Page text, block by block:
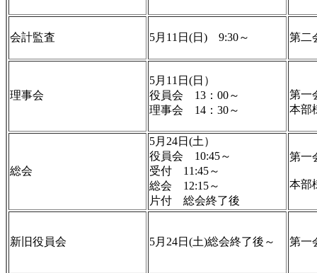
会計監査 5月11日(日) 9:30～ 第二
理事会
5月11日(日）
役員会 13：00～
理事会 14：30～
第一
本部
総会
5月24日(土）
役員会 10:45～
受付 11:45～
総会 12:15～
片付 総会終了後
第一
本部
新旧役員会 5月24日(土)総会終了後～ 第一